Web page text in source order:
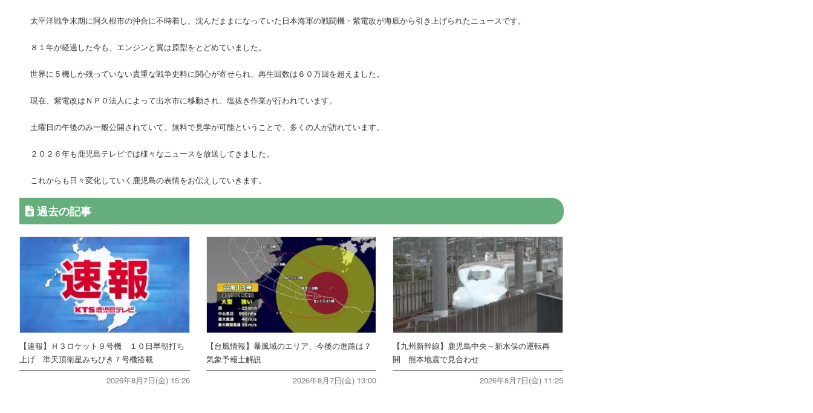
太平洋戦争末期に阿久根市の沖合に不時着し、沈んだままになっていた日本海軍の戦闘機・紫電改が海底から引き上げられたニュースです。
８１年が経過した今も、エンジンと翼は原型をとどめていました。
世界に５機しか残っていない貴重な戦争史料に関心が寄せられ、再生回数は６０万回を超えました。
現在、紫電改はＮＰＯ法人によって出水市に移動され、塩抜き作業が行われています。
土曜日の午後のみ一般公開されていて、無料で見学が可能ということで、多くの人が訪れています。
２０２６年も鹿児島テレビでは様々なニュースを放送してきました。
これからも日々変化していく鹿児島の表情をお伝えしていきます。
過去の記事
【速報】Ｈ３ロケット９号機 １０日早朝打ち
上げ 準天頂衛星みちびき７号機搭載
2026年8月7日(金) 15:26
【台風情報】暴風域のエリア、今後の進路は？
気象予報士解説
2026年8月7日(金) 13:00
【九州新幹線】鹿児島中央～新水俣の運転再
開 熊本地震で見合わせ
2026年8月7日(金) 11:25